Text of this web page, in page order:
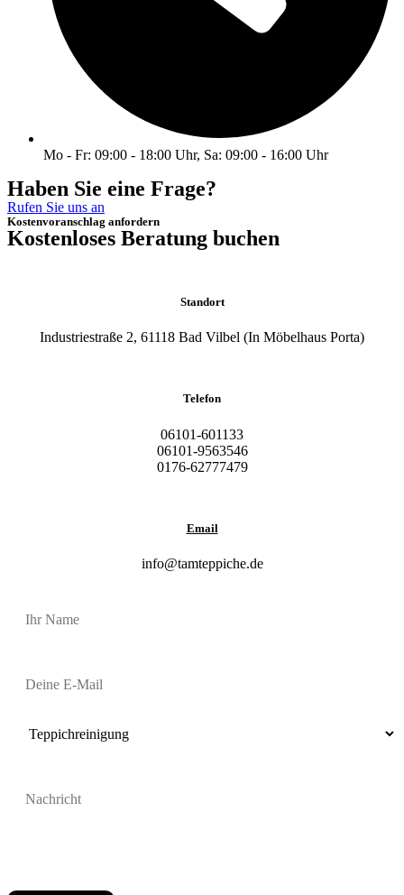
Mo - Fr: 09:00 - 18:00 Uhr, Sa: 09:00 - 16:00 Uhr
Haben Sie eine Frage?
Rufen Sie uns an
Kostenvoranschlag anfordern
Kostenloses Beratung buchen
Standort
Industriestraße 2, 61118 Bad Vilbel (In Möbelhaus Porta)
Telefon
06101-601133
06101-9563546
0176-62777479
Email
info@tamteppiche.de